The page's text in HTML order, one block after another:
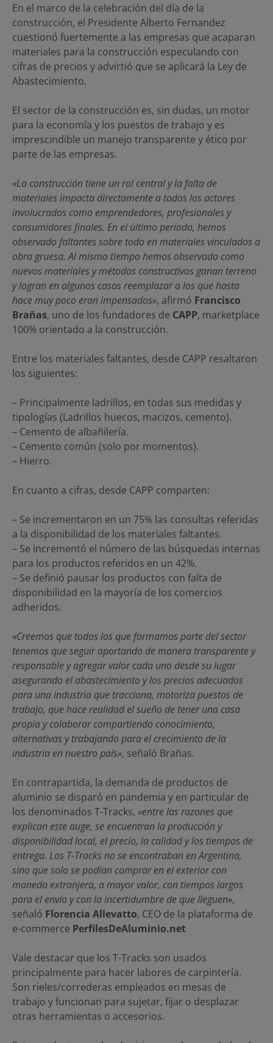
En el marco de la celebración del día de la
construcción, el Presidente Alberto Fernandez
cuestionó fuertemente a las empresas que acaparan
materiales para la construcción especulando con
cifras de precios y advirtió que se aplicará la Ley de
Abastecimiento.
El sector de la construcción es, sin dudas, un motor
para la economía y los puestos de trabajo y es
imprescindible un manejo transparente y ético por
parte de las empresas.
«La construcción tiene un rol central y la falta de
materiales impacta directamente a todos los actores
involucrados como emprendedores, profesionales y
consumidores finales. En el último período, hemos
observado faltantes sobre todo en materiales vinculados a
obra gruesa. Al mismo tiempo hemos observado como
nuevos materiales y métodos constructivos ganan terreno
y logran en algunos casos reemplazar a los que hasta
hace muy poco eran impensados», afirmó Francisco
Brañas, uno de los fundadores de CAPP, marketplace
100% orientado a la construcción.
Entre los materiales faltantes, desde CAPP resaltaron
los siguientes:
– Principalmente ladrillos, en todas sus medidas y
tipologías (Ladrillos huecos, macizos, cemento).
– Cemento de albañilería.
– Cemento común (solo por momentos).
– Hierro.
En cuanto a cifras, desde CAPP comparten:
– Se incrementaron en un 75% las consultas referidas
a la disponibilidad de los materiales faltantes.
– Se incrementó el número de las búsquedas internas
para los productos referidos en un 42%.
– Se definió pausar los productos con falta de
disponibilidad en la mayoría de los comercios
adheridos.
«Creemos que todos los que formamos parte del sector
tenemos que seguir aportando de manera transparente y
responsable y agregar valor cada uno desde su lugar
asegurando el abastecimiento y los precios adecuados
para una industria que tracciona, motoriza puestos de
trabajo, que hace realidad el sueño de tener una casa
propia y colaborar compartiendo conocimiento,
alternativas y trabajando para el crecimiento de la
industria en nuestro país», señaló Brañas.
En contrapartida, la demanda de productos de
aluminio se disparó en pandemia y en particular de
los denominados T-Tracks, «entre las razones que
explican este auge, se encuentran la producción y
disponibilidad local, el precio, la calidad y los tiempos de
entrega. Los T-Tracks no se encontraban en Argentina,
sino que solo se podían comprar en el exterior con
moneda extranjera, a mayor valor, con tiempos largos
para el envío y con la incertidumbre de que lleguen»,
señaló Florencia Allevatto, CEO de la plataforma de
e-commerce PerfilesDeAluminio.net
Vale destacar que los T-Tracks son usados
principalmente para hacer labores de carpintería.
Son rieles/correderas empleados en mesas de
trabajo y funcionan para sujetar, fijar o desplazar
otras herramientas o accesorios.